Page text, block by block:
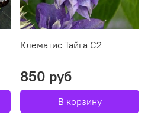
Клематис Тайга С2
850 руб
В корзину